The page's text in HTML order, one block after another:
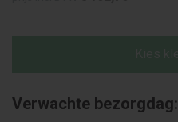
Verwachte bezorgdag: